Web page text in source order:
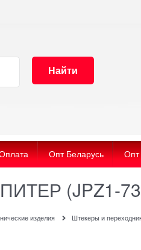
Найти
Опт Беларусь
(JPZ1-
изделия
Штекеры и